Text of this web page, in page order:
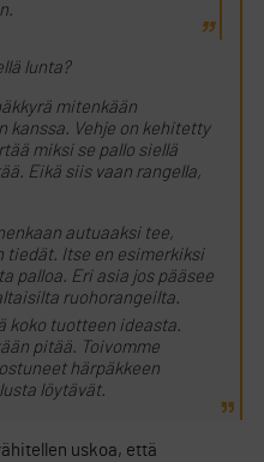
lunta?
mitenkään
kanssa. Vehje on kehitetty
miksi se pallo siellä
Eikä siis vaan rangella,
autuaaksi tee,
tiedät. Itse en esimerkiksi
palloa. Eri asia jos pääsee
ruohorangeilta.
koko tuotteen ideasta.
pitää. Toivomme
härpäkkeen
löytävät.
uskoa, että